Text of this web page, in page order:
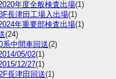
年度全般検査出場(1)
長津田工場入出場(1)
年重要部検査出場(1)
(24)
系中間車回送(2)
05/02(1)
12/27(1)
長津田回送(1)